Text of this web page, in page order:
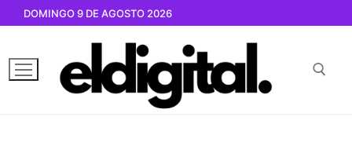
contenido
DOMINGO 9 DE AGOSTO 2026